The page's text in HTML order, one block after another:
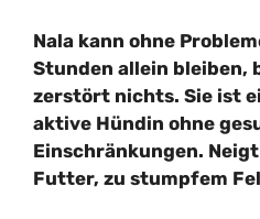
Nala kann ohne
Stunden allein bleiben,
zerstört nichts. Sie ist
aktive Hündin ohne
Einschränkungen.
Futter, zu stumpfem